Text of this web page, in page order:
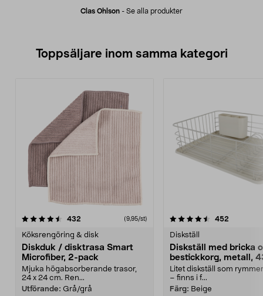
Clas Ohlson - Se alla produkter
Toppsäljare inom samma kategori
432 (9,95/st)
Köksrengöring & disk
Diskduk / disktrasa Smart
Microfiber, 2-pack
Mjuka högabsorberande trasor,
24 x 24 cm. Ren...
Utförande: Grå/grå
4.5 av 5 stjärnor 452
Diskställ
Diskställ med bricka
bestickkorg, metall,
Litet diskställ som
– finns i f...
Färg: Beige
3.5 av 5 stjärnor